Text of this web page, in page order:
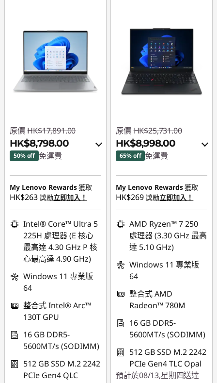
原價 HK$17,891.00
HK$8,798.00
50% off 免運費
即省 :-HK$8,731.00
或者
eCoupon Savings :-
HK$9,093.00
*Savings cannot be
combined
使用優惠券 :
FLASHSALE14
eCoupon limited to
3 units
My Lenovo Rewards獲取
HK$263 獎勵立即加入！
Intel® Core™ Ultra 5
225H 處理器 (E 核心
最高達 4.30 GHz P 核
心最高達 4.90 GHz)
Windows 11 專業版
64
整合式 Intel® Arc™
130T GPU
16 GB DDR5-
5600MT/s (SODIMM)
512 GB SSD M.2 2242
PCIe Gen4 QLC
原價 HK$25,731.00
HK$8,998.00
65% off 免運費
即省 :-HK$16,331.00
或者
eCoupon Savings :-
HK$16,733.00
*Savings cannot be
combined
使用優惠券 :
eCoupon limited to
3 units
My Lenovo Rewards獲取
HK$269 獎勵立即加入！
AMD Ryzen™ 7 250
處理器 (3.30 GHz 最高
達 5.10 GHz)
Windows 11 專業版
64
整合式 AMD
Radeon™ 780M
16 GB DDR5-
5600MT/s (SODIMM)
512 GB SSD M.2 2242
PCIe Gen4 TLC Opal
預計於08/13,星期四送達